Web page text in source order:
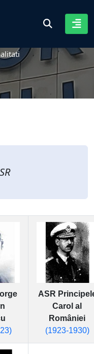
ASR
Carol al
României
(1923-1930)